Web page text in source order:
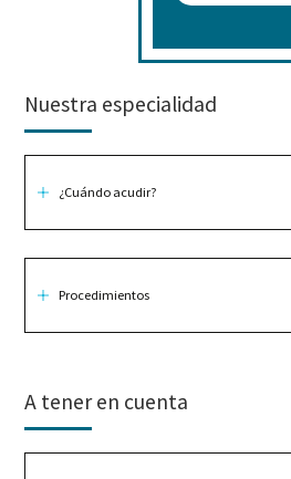
Nuestra especialidad
¿Cuándo acudir?
Procedimientos
A tener en cuenta